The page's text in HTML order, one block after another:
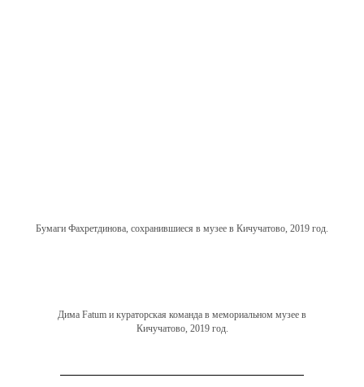
Бумаги Фахретдинова, сохранившиеся в музее в Кичучатово, 2019 год.
Дима Fatum и кураторская команда в мемориальном музее в
Кичучатово, 2019 год.